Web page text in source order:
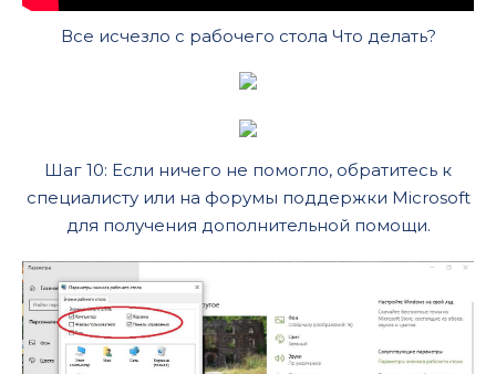
Все исчезло с рабочего стола Что делать?
Шаг 10: Если ничего не помогло, обратитесь к
специалисту или на форумы поддержки Microsoft
для получения дополнительной помощи.